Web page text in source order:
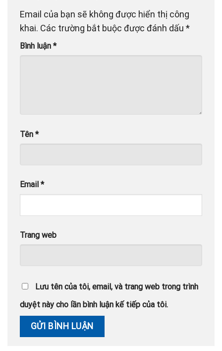
Email của bạn sẽ không được hiển thị công
khai. Các trường bắt buộc được đánh dấu *
Bình luận *
Tên *
Email *
Trang web
Lưu tên của tôi, email, và trang web trong trình
duyệt này cho lần bình luận kế tiếp của tôi.